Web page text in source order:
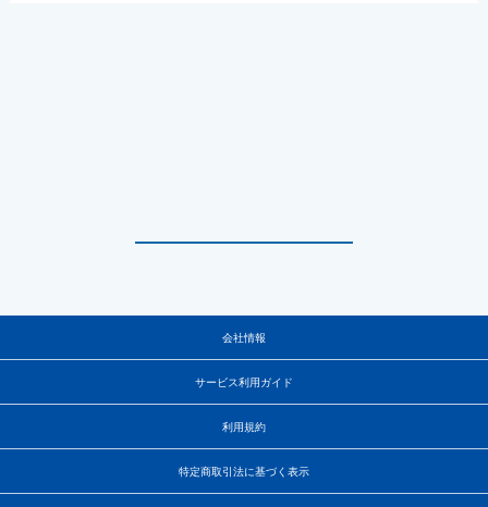
会社情報
サービス利用ガイド
利用規約
特定商取引法に基づく表示